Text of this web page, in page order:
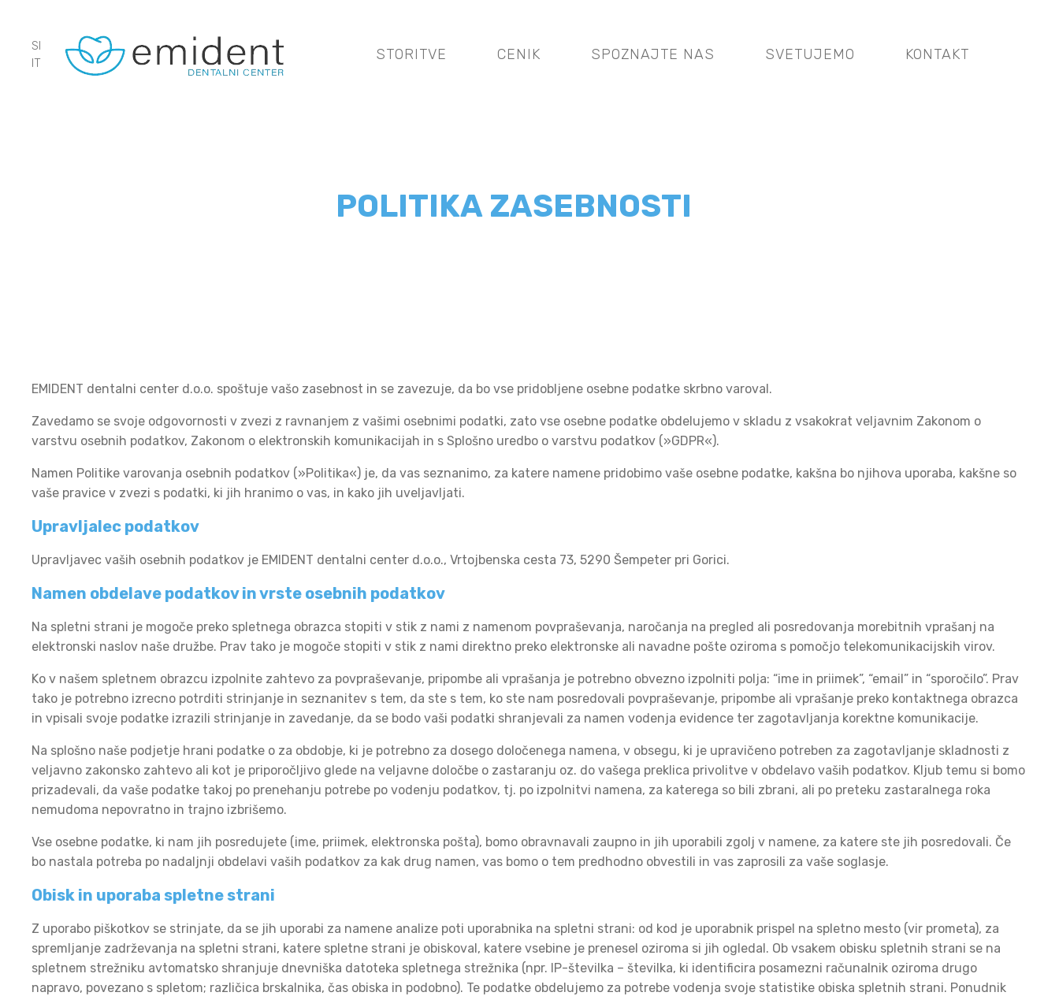
SI
IT
STORITVE
Zobne luske
CENIK SPOZNAJTE NAS SVETUJEMO KONTAKT
POLITIKA ZASEBNOSTI
EMIDENT dentalni center d.o.o. spoštuje vašo zasebnost in se zavezuje, da bo vse pridobljene osebne podatke skrbno varoval.
Zavedamo se svoje odgovornosti v zvezi z ravnanjem z vašimi osebnimi podatki, zato vse osebne podatke obdelujemo v skladu z vsakokrat veljavnim Zakonom o
varstvu osebnih podatkov, Zakonom o elektronskih komunikacijah in s Splošno uredbo o varstvu podatkov (»GDPR«).
Namen Politike varovanja osebnih podatkov (»Politika«) je, da vas seznanimo, za katere namene pridobimo vaše osebne podatke, kakšna bo njihova uporaba, kakšne so
vaše pravice v zvezi s podatki, ki jih hranimo o vas, in kako jih uveljavljati.
Upravljalec podatkov
Upravljavec vaših osebnih podatkov je EMIDENT dentalni center d.o.o., Vrtojbenska cesta 73, 5290 Šempeter pri Gorici.
Namen obdelave podatkov in vrste osebnih podatkov
Na spletni strani je mogoče preko spletnega obrazca stopiti v stik z nami z namenom povpraševanja, naročanja na pregled ali posredovanja morebitnih vprašanj na
elektronski naslov naše družbe. Prav tako je mogoče stopiti v stik z nami direktno preko elektronske ali navadne pošte oziroma s pomočjo telekomunikacijskih virov.
Ko v našem spletnem obrazcu izpolnite zahtevo za povpraševanje, pripombe ali vprašanja je potrebno obvezno izpolniti polja: “ime in priimek”, “email” in “sporočilo”. Prav
tako je potrebno izrecno potrditi strinjanje in seznanitev s tem, da ste s tem, ko ste nam posredovali povpraševanje, pripombe ali vprašanje preko kontaktnega obrazca
in vpisali svoje podatke izrazili strinjanje in zavedanje, da se bodo vaši podatki shranjevali za namen vodenja evidence ter zagotavljanja korektne komunikacije.
Na splošno naše podjetje hrani podatke o za obdobje, ki je potrebno za dosego določenega namena, v obsegu, ki je upravičeno potreben za zagotavljanje skladnosti z
veljavno zakonsko zahtevo ali kot je priporočljivo glede na veljavne določbe o zastaranju oz. do vašega preklica privolitve v obdelavo vaših podatkov. Kljub temu si bomo
prizadevali, da vaše podatke takoj po prenehanju potrebe po vodenju podatkov, tj. po izpolnitvi namena, za katerega so bili zbrani, ali po preteku zastaralnega roka
nemudoma nepovratno in trajno izbrišemo.
Vse osebne podatke, ki nam jih posredujete (ime, priimek, elektronska pošta), bomo obravnavali zaupno in jih uporabili zgolj v namene, za katere ste jih posredovali. Če
bo nastala potreba po nadaljnji obdelavi vaših podatkov za kak drug namen, vas bomo o tem predhodno obvestili in vas zaprosili za vaše soglasje.
Obisk in uporaba spletne strani
Z uporabo piškotkov se strinjate, da se jih uporabi za namene analize poti uporabnika na spletni strani: od kod je uporabnik prispel na spletno mesto (vir prometa), za
spremljanje zadrževanja na spletni strani, katere spletne strani je obiskoval, katere vsebine je prenesel oziroma si jih ogledal. Ob vsakem obisku spletnih strani se na
spletnem strežniku avtomatsko shranjuje dnevniška datoteka spletnega strežnika (npr. IP-številka – številka, ki identificira posamezni računalnik oziroma drugo
napravo, povezano s spletom; različica brskalnika, čas obiska in podobno). Te podatke obdelujemo za potrebe vodenja svoje statistike obiska spletnih strani. Ponudnik